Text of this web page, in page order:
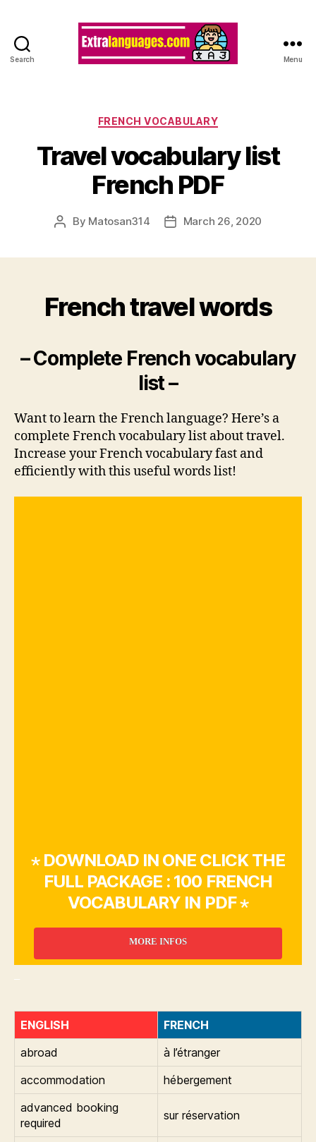
Search Menu
Categories
FRENCH VOCABULARY
Travel vocabulary list
French PDF
Post
By Matosan314
PostMarch 26, 2020
French travel words
– Complete French vocabulary
list –
Want to learn the French language? Here’s a
complete French vocabulary list about travel.
Increase your French vocabulary fast and
efficiently with this useful words list!
⋆ DOWNLOAD IN ONE CLICK THE
FULL PACKAGE : 100 FRENCH
VOCABULARY IN PDF ⋆
MORE INFOS
ENGLISH
FRENCH
abroad
à l’étranger
accommodation
hébergement
advanced booking
required
sur réservation